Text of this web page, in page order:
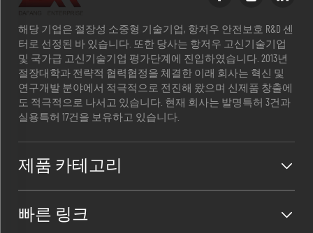
해당 기업은 절장성 소중형 기술기업, 항저우 안전보호 R&D 센
터로 선정된 바 있습니다. 또한 당사는 항저우 고신기술기업
및 국가급 고신기술기업 평가단계에 진입하였습니다. 2013년
절장대학과 전략적 협력협정을 체결한 이래 회사는 혁신 및
연구개발 분야에서 적극적으로 전진해 왔으며 신제품 창출에
도 적극적으로 나서고 있습니다. 현재 회사는 발명특허 3건과
실용특허 17건을 보유하고 있습니다.
제품 카테고리
빠른 링크